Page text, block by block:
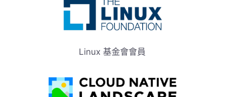
Linux 基金會會員